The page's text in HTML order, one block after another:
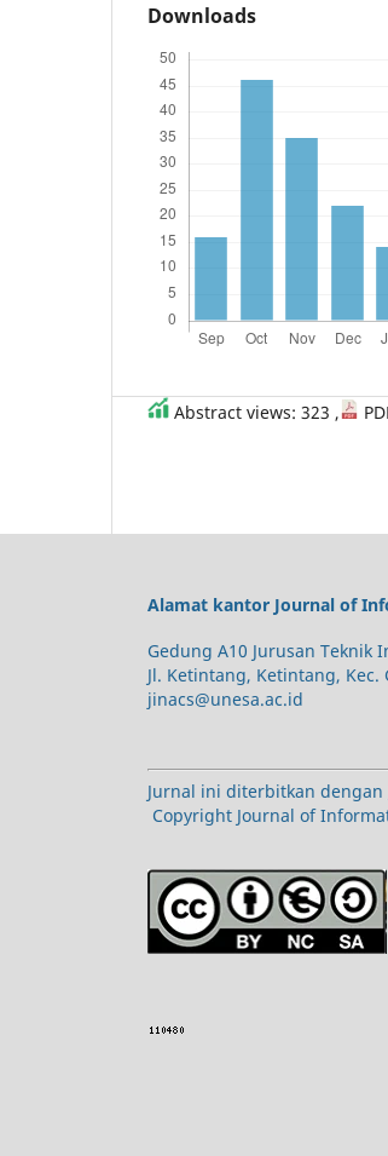
Downloads
Abstract views: 323 ,
Alamat kantor Journal of
Gedung A10 Jurusan Teknik
Jl. Ketintang, Ketintang, Kec.
jinacs@unesa.ac.id
Jurnal ini diterbitkan dengan
Copyright Journal of